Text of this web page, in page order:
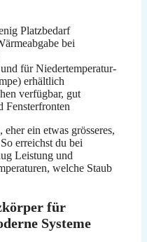
Platzbedarf
bei
für Niedertemperatur-
erhältlich
verfügbar, gut
Fensterfronten
ein etwas grösseres,
erreichst du bei
Leistung und
welche Staub
für
Systeme